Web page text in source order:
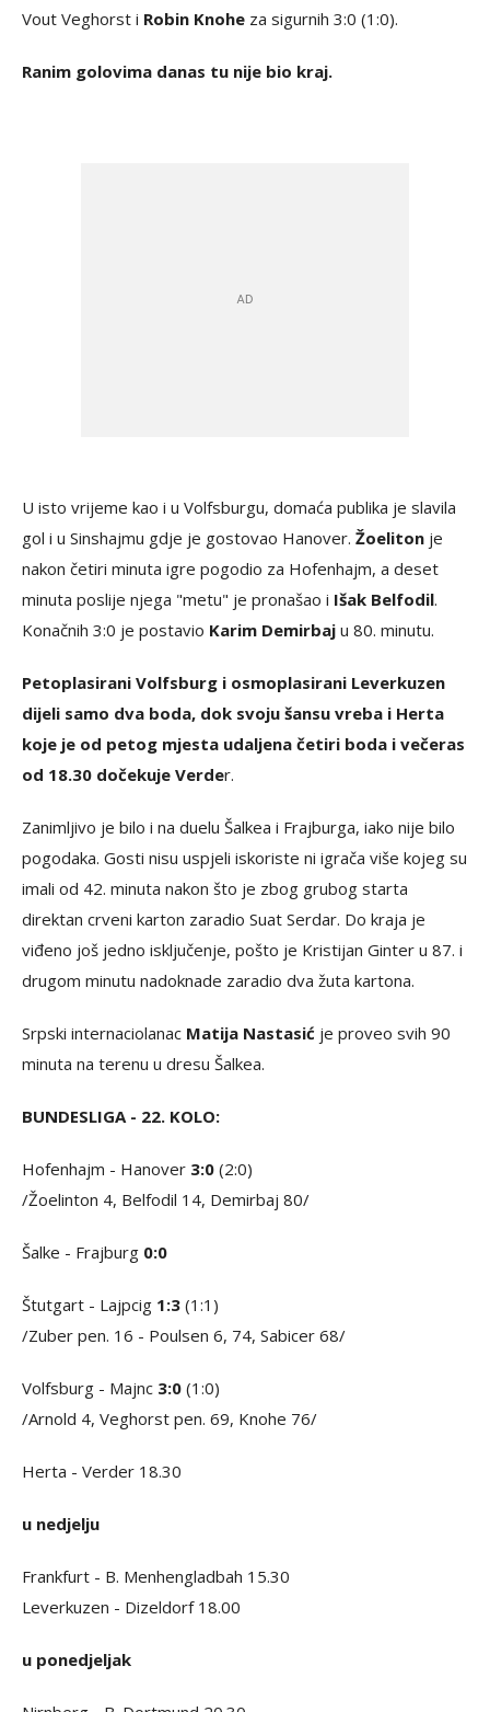
Vout Veghorst i Robin Knohe za sigurnih 3:0 (1:0).
Ranim golovima danas tu nije bio kraj.
U isto vrijeme kao i u Volfsburgu, domaća publika je slavila
gol i u Sinshajmu gdje je gostovao Hanover. Žoeliton je
nakon četiri minuta igre pogodio za Hofenhajm, a deset
minuta poslije njega "metu" je pronašao i Išak Belfodil.
Konačnih 3:0 je postavio Karim Demirbaj u 80. minutu.
Petoplasirani Volfsburg i osmoplasirani Leverkuzen
dijeli samo dva boda, dok svoju šansu vreba i Herta
koje je od petog mjesta udaljena četiri boda i večeras
od 18.30 dočekuje Verder.
Zanimljivo je bilo i na duelu Šalkea i Frajburga, iako nije bilo
pogodaka. Gosti nisu uspjeli iskoriste ni igrača više kojeg su
imali od 42. minuta nakon što je zbog grubog starta
direktan crveni karton zaradio Suat Serdar. Do kraja je
viđeno još jedno isključenje, pošto je Kristijan Ginter u 87. i
drugom minutu nadoknade zaradio dva žuta kartona.
Srpski internaciolanac Matija Nastasić je proveo svih 90
minuta na terenu u dresu Šalkea.
BUNDESLIGA - 22. KOLO:
Hofenhajm - Hanover 3:0 (2:0)
/Žoelinton 4, Belfodil 14, Demirbaj 80/
Šalke - Frajburg 0:0
Štutgart - Lajpcig 1:3 (1:1)
/Zuber pen. 16 - Poulsen 6, 74, Sabicer 68/
Volfsburg - Majnc 3:0 (1:0)
/Arnold 4, Veghorst pen. 69, Knohe 76/
Herta - Verder 18.30
u nedjelju
Frankfurt - B. Menhengladbah 15.30
Leverkuzen - Dizeldorf 18.00
u ponedjeljak